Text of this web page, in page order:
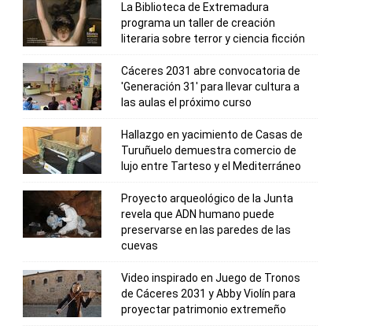
La Biblioteca de Extremadura
programa un taller de creación
literaria sobre terror y ciencia ficción
Cáceres 2031 abre convocatoria de
'Generación 31' para llevar cultura a
las aulas el próximo curso
Hallazgo en yacimiento de Casas de
Turuñuelo demuestra comercio de
lujo entre Tarteso y el Mediterráneo
Proyecto arqueológico de la Junta
revela que ADN humano puede
preservarse en las paredes de las
cuevas
Video inspirado en Juego de Tronos
de Cáceres 2031 y Abby Violín para
proyectar patrimonio extremeño